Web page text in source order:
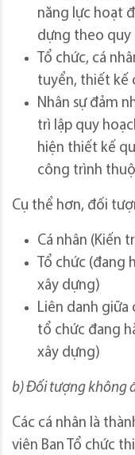
năng lực hoạt
dựng theo quy
Tổ chức, cá
tuyển, thiết kế
Nhân sự đảm
trì lập quy
hiện thiết kế
công trình
Cụ thể hơn, đối
Cá nhân (Kiến
Tổ chức
xây dựng)
Liên danh giữa
tổ chức đang
xây dựng)
b) Đối tượng không
Các cá nhân là
viên Ban Tổ chức